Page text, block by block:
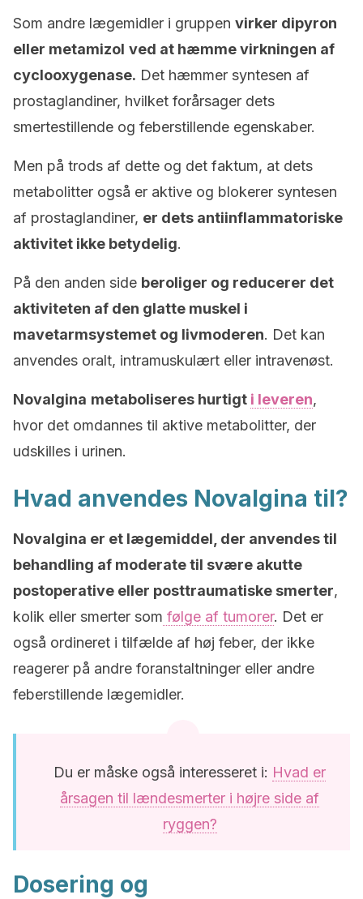
Som andre lægemidler i gruppen virker dipyron
eller metamizol ved at hæmme virkningen af
cyclooxygenase. Det hæmmer syntesen af
prostaglandiner, hvilket forårsager dets
smertestillende og feberstillende egenskaber.
Men på trods af dette og det faktum, at dets
metabolitter også er aktive og blokerer syntesen
af prostaglandiner, er dets antiinflammatoriske
aktivitet ikke betydelig.
På den anden side beroliger og reducerer det
aktiviteten af den glatte muskel i
mavetarmsystemet og livmoderen. Det kan
anvendes oralt, intramuskulært eller intravenøst.
Novalgina metaboliseres hurtigt i leveren,
hvor det omdannes til aktive metabolitter, der
udskilles i urinen.
Hvad anvendes Novalgina til?
Novalgina er et lægemiddel, der anvendes til
behandling af moderate til svære akutte
postoperative eller posttraumatiske smerter,
kolik eller smerter som følge af tumorer. Det er
også ordineret i tilfælde af høj feber, der ikke
reagerer på andre foranstaltninger eller andre
feberstillende lægemidler.
Du er måske også interesseret i: Hvad er
årsagen til lændesmerter i højre side af
ryggen?
Dosering og